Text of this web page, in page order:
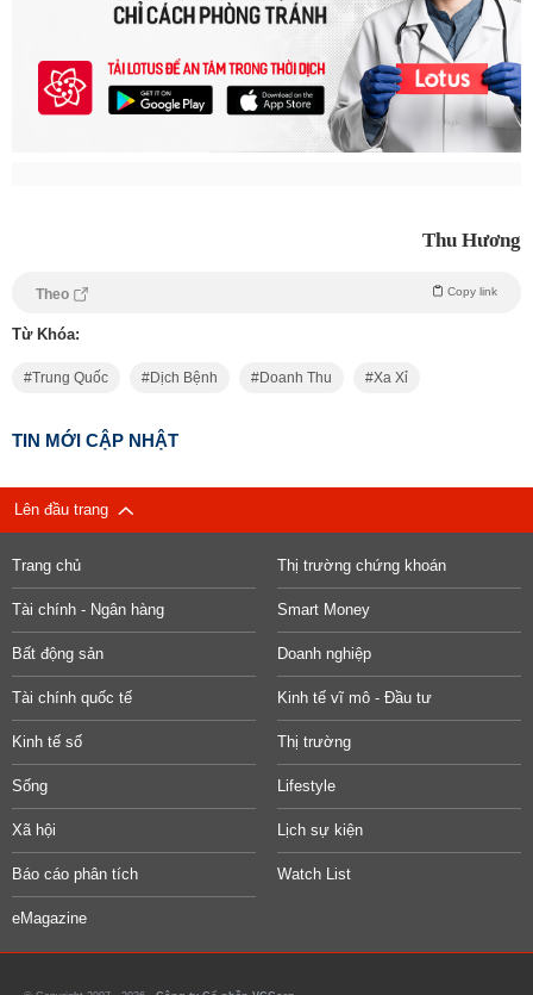
Thu Hương
Theo Copy link
Từ Khóa:
Trung Quốc Dịch Bệnh Doanh Thu Xa Xỉ
TIN MỚI CẬP NHẬT
Lên đầu trang
Trang chủ Thị trường chứng khoán
Tài chính - Ngân hàng Smart Money
Bất động sản Doanh nghiệp
Tài chính quốc tế Kinh tế vĩ mô - Đầu tư
Kinh tế số Thị trường
Sống Lifestyle
Xã hội Lịch sự kiện
Báo cáo phân tích Watch List
eMagazine